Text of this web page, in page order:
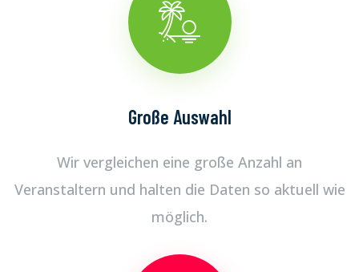
Große Auswahl
Wir vergleichen eine große Anzahl an
Veranstaltern und halten die Daten so aktuell wie
möglich.